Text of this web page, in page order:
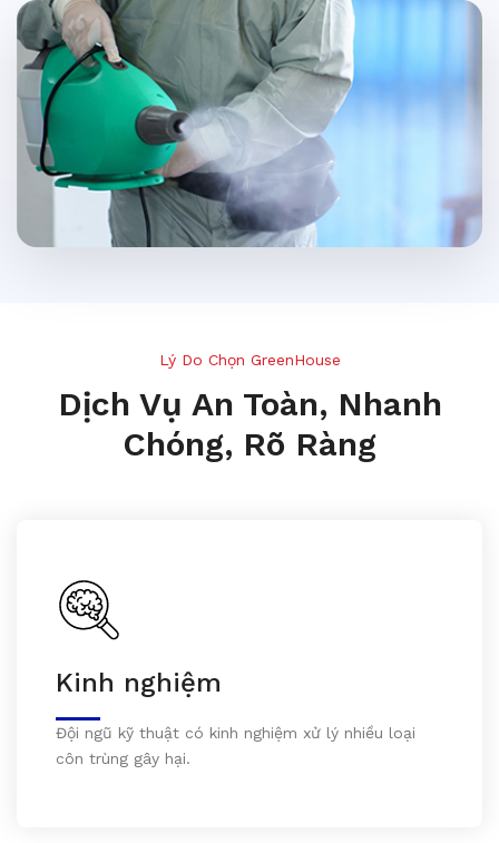
Lý Do Chọn GreenHouse
Dịch Vụ An Toàn, Nhanh
Chóng, Rõ Ràng
Kinh nghiệm
Đội ngũ kỹ thuật có kinh nghiệm xử lý nhiều loại
côn trùng gây hại.